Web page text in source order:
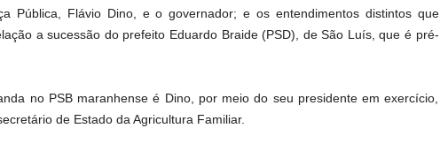
Pública, Flávio Dino, e o governador; e os entendimentos distintos que
a sucessão do prefeito Eduardo Braide (PSD), de São Luís, que é pré-
no PSB maranhense é Dino, por meio do seu presidente em exercício,
de Estado da Agricultura Familiar.